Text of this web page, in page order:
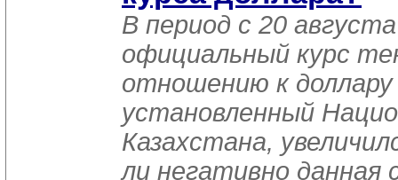
В период с 20
официальный курс
отношению к
установленный
Казахстана,
ли негативно данная